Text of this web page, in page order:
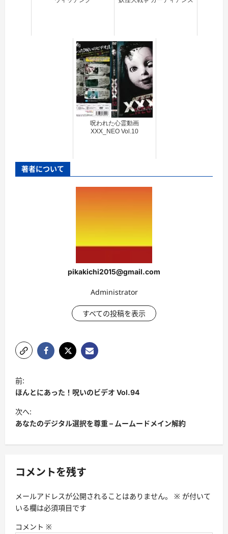
呪われた心霊動画
XXX_NEO Vol.10
著者について
pikakichi2015@gmail.com
Administrator
すべての投稿を表示
投
稿
ナ
ビ
シ
ン
前:
ほんとにあった！呪いのビデオ Vol.94
次へ:
あなたのデジタル選択を尊重 – ムームードメイン解約
コメントを残す
メールアドレスが公開されることはありません。 ※ が付いて
いる欄は必須項目です
コメント ※